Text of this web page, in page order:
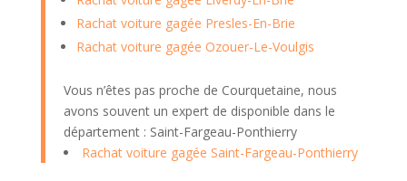
Rachat voiture gagée Presles-En-Brie
Rachat voiture gagée Ozouer-Le-Voulgis
Vous n’êtes pas proche de Courquetaine, nous
avons souvent un expert de disponible dans le
département : Saint-Fargeau-Ponthierry
Rachat voiture gagée Saint-Fargeau-Ponthierry